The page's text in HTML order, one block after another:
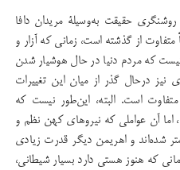
حقیقت به‌وسیلۀ مریدان دافا
متفاوت از گذشته است، زمانی كه آزار و
این نیست كه مردم دنیا در حال هوشیار شدن
درحال گذر از میان این تغییرات
است. البته، این‌طور نیست كه
اما آن عواملی كه نیروهای كهن نظم و
شده‌اند و اهریمن دیگر قدرت زیادی
كه هنوز هستی دارد بسیار شیطانی،